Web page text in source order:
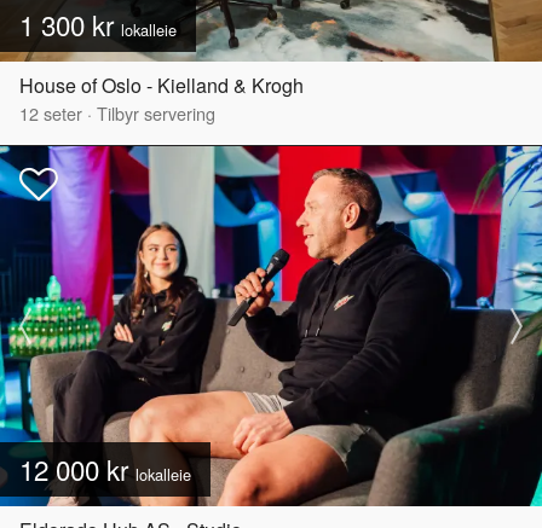
1 300 kr lokalleie
House of Oslo - Kielland & Krogh
12seter · Tilbyr servering
12 000 krlokalleie